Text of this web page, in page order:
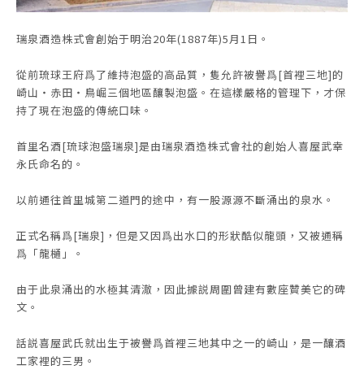
瑞泉酒造株式會創始于明治20年(1887年)5月1日。
從前琉球王府爲了維持泡盛的高品質，隻允許被譽爲[首裡三地]的
崎山・赤田・鳥崛三個地區釀製泡盛。在這樣嚴格的管理下，才保
持了現在泡盛的傳統口味。
首里名酒[琉球泡盛瑞泉]是由瑞泉酒造株式會社的創始人喜屋武幸
永氏命名的。
以前通往首里城第二道門的途中，有一股源源不斷涌出的泉水。
正式名稱爲[瑞泉]，但是又因爲出水口的形狀酷似龍頭，又被通稱
爲「龍樋」。
由于此泉涌出的水極其清澈，因此據説周圍曾建有數座贊美它的碑
文。
話説喜屋武氏就出生于被譽爲首裡三地其中之一的崎山，是一釀酒
工家裡的三男。